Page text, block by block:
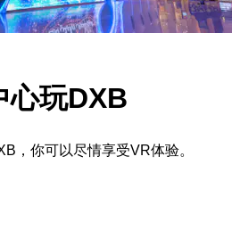
心玩DXB
，你可以尽情享受VR体验。